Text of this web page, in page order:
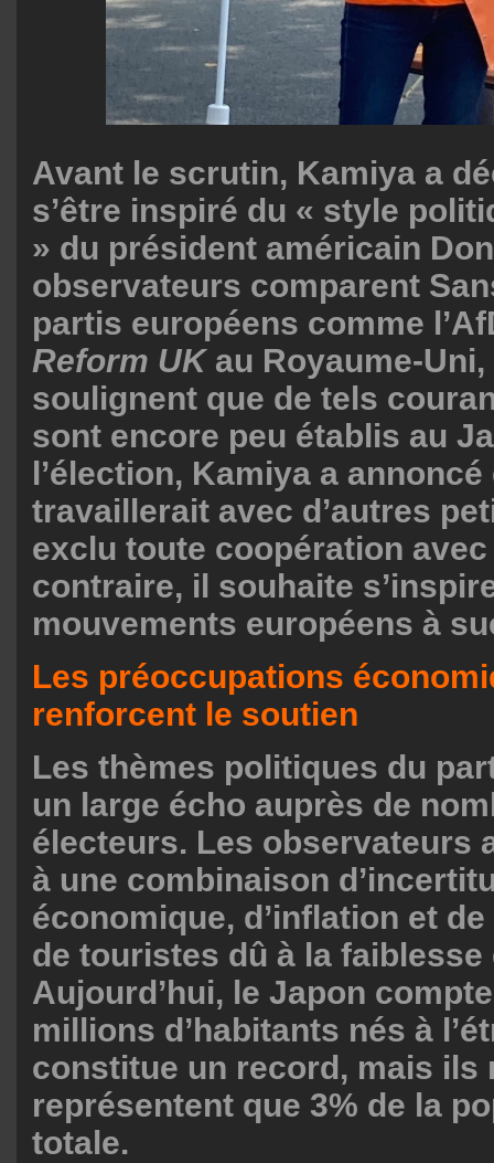
Avant le scrutin, Kamiya a
s’être inspiré du « style
» du président américain
observateurs comparent
partis européens comme
Reform UKau Royaume-Uni,
soulignent que de tels
sont encore peu établis au
l’élection, Kamiya a annoncé
travaillerait avec d’autres
exclu toute coopération avec
contraire, il souhaite
mouvements européens à
Les préoccupations
renforcent le soutien
Les thèmes politiques du
un large écho auprès de
électeurs. Les observateurs
à une combinaison
économique, d’inflation et
de touristes dû à la faiblesse
Aujourd’hui, le Japon
millions d’habitants nés à
constitue un record, mais ils
représentent que 3% de la
totale.